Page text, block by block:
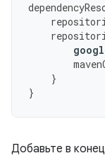
}
}
Добавьте в